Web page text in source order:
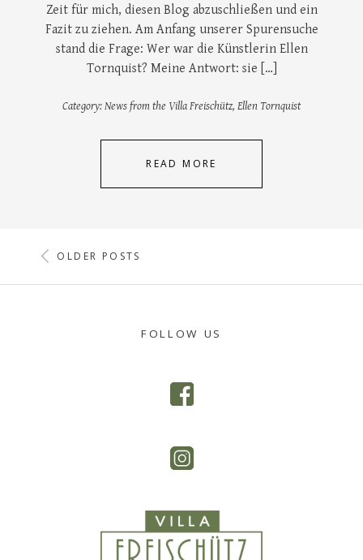
Zeit für mich, diesen Blog abzuschließen und ein
Fazit zu ziehen. Am Anfang unserer Spurensuche
stand die Frage: Wer war die Künstlerin Ellen
Tornquist? Meine Antwort: sie […]
Category:News from the Villa Freischütz, Ellen Tornquist
READ MORE
POSTS
NAVIGATION
OLDER POSTS
FOLLOW US